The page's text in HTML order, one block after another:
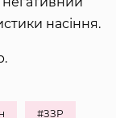
насіння.
#ЗЗР